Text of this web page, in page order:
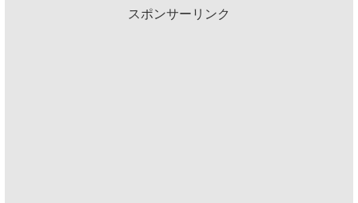
スポンサーリンク